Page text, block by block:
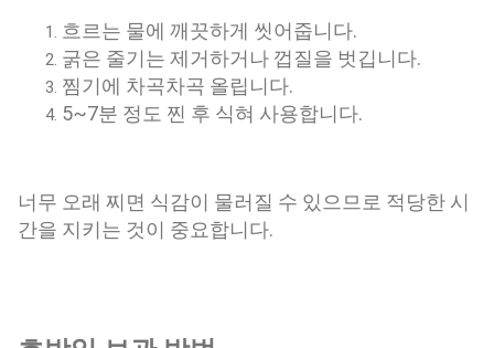
흐르는 물에 깨끗하게 씻어줍니다.
굵은 줄기는 제거하거나 껍질을 벗깁니다.
찜기에 차곡차곡 올립니다.
5~7분 정도 찐 후 식혀 사용합니다.
너무 오래 찌면 식감이 물러질 수 있으므로 적당한 시
간을 지키는 것이 중요합니다.